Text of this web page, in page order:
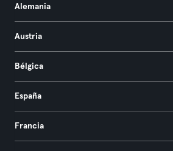
Alemania
Austria
Bélgica
España
Francia